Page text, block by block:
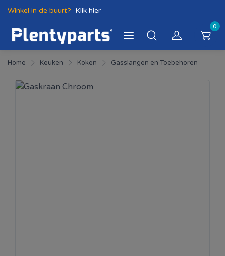
Winkel in de buurt? Klik hier
0
Home Keuken Koken Gasslangen en Toebehoren